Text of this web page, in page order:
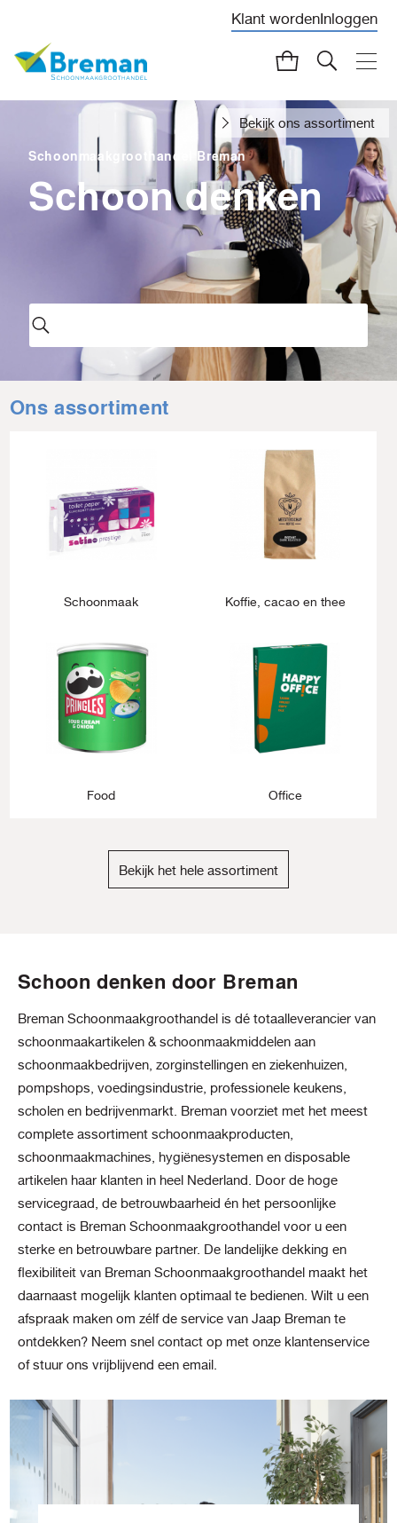
Klant wordenInloggen
Schoonmaakgroothandel Breman
Schoon denken
Bekijk ons assortiment
Ons assortiment
Schoonmaak Koffie, cacao en thee
Food Office
Bekijk het hele assortiment
Schoon denken door Breman
Breman Schoonmaakgroothandel is dé totaalleverancier van
schoonmaakartikelen & schoonmaakmiddelen aan
schoonmaakbedrijven, zorginstellingen en ziekenhuizen,
pompshops, voedingsindustrie, professionele keukens,
scholen en bedrijvenmarkt. Breman voorziet met het meest
complete assortiment schoonmaakproducten,
schoonmaakmachines, hygiënesystemen en disposable
artikelen haar klanten in heel Nederland. Door de hoge
servicegraad, de betrouwbaarheid én het persoonlijke
contact is Breman Schoonmaakgroothandel voor u een
sterke en betrouwbare partner. De landelijke dekking en
flexibiliteit van Breman Schoonmaakgroothandel maakt het
daarnaast mogelijk klanten optimaal te bedienen. Wilt u een
afspraak maken om zélf de service van Jaap Breman te
ontdekken? Neem snel contact op met onze klantenservice
of stuur ons vrijblijvend een email.